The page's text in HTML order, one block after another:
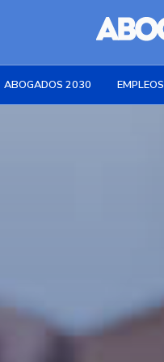
ABOGADOS 2030 EMPLEOS